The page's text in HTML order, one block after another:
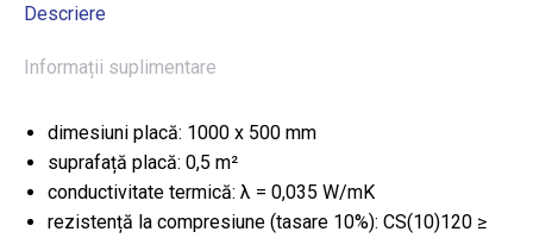
50
cm,
mp/bax
(Austrotherm)
Descriere
Informații suplimentare
dimesiuni placă: 1000 x 500 mm
suprafață placă: 0,5 m²
conductivitate termică: λ = 0,035 W/mK
rezistență la compresiune (tasare 10%): CS(10)120 ≥